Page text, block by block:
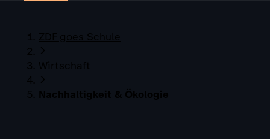
ZDF goes Schule
Wirtschaft
Nachhaltigkeit & Ökologie